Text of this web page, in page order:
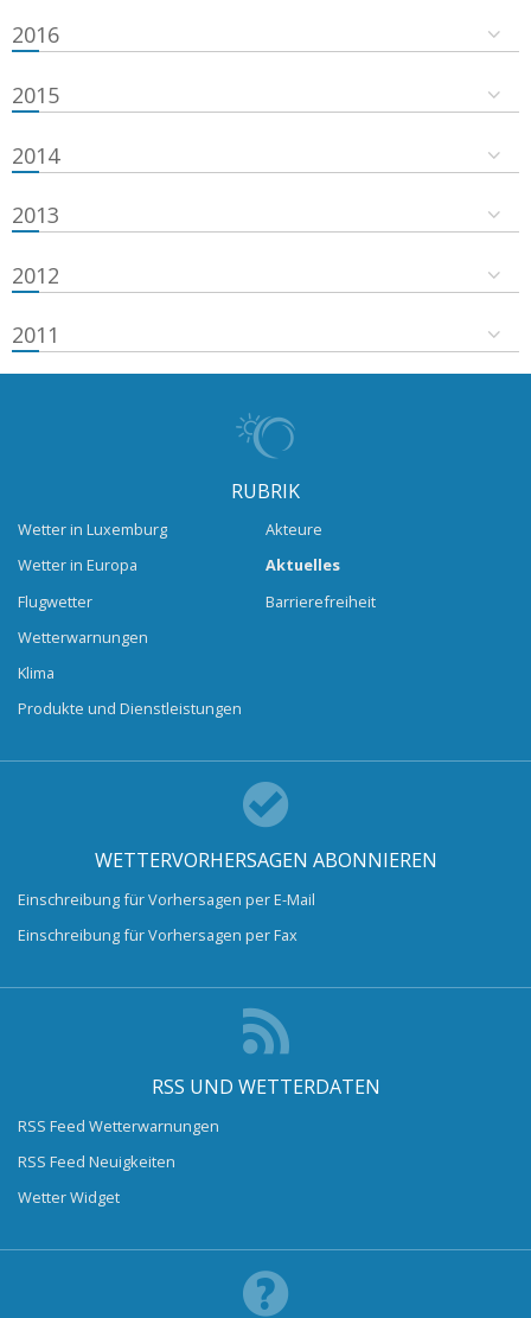
2016
2015
2014
2013
2012
2011
RUBRIK
Wetter in Luxemburg
Wetter in Europa
Flugwetter
Wetterwarnungen
Klima
Produkte und Dienstleistungen
Akteure
Aktuelles
Barrierefreiheit
WETTERVORHERSAGEN ABONNIEREN
Einschreibung für Vorhersagen per E-Mail
Einschreibung für Vorhersagen per Fax
RSS UND WETTERDATEN
RSS Feed Wetterwarnungen
RSS Feed Neuigkeiten
Wetter Widget